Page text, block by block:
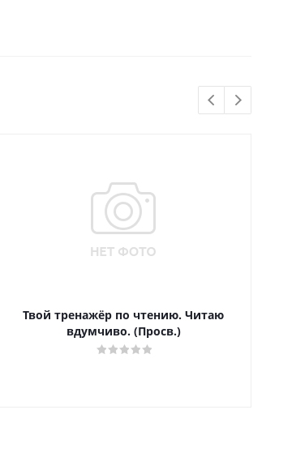
Твой тренажёр по чтению. Читаю
вдумчиво. (Просв.)